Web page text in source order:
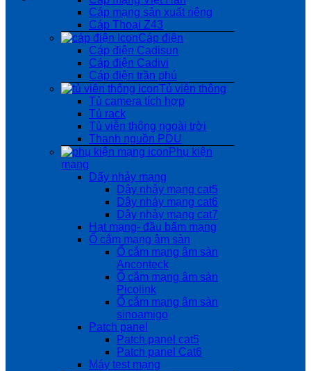
Cáp mạng sản xuất riêng
Cáp Thoại Z43
Cáp điện
Cáp điện Cadisun
Cáp điện Cadivi
Cáp điện trần phú
Tủ viễn thông
Tủ camera tích hợp
Tủ rack
Tủ viễn thông ngoài trời
Thanh nguồn PDU
Phụ kiện
mạng
Dẩy nhảy mạng
Dây nhảy mạng cat5
Dây nhảy mạng cat6
Dây nhảy mạng cat7
Hạt mạng- đầu bấm mạng
Ổ cắm mạng âm sàn
Ổ cắm mạng âm sàn
Anconteck
Ổ cắm mạng âm sàn
Picolink
Ổ cắm mạng âm sàn
sinoamigo
Patch panel
Patch panel cat5
Patch panel Cat6
Máy test mạng